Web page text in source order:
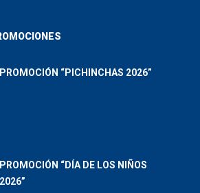
PROMOCIÓN “PICHINCHAS 2026”
PROMOCIÓN “DÍA DE LOS NIÑOS
2026”